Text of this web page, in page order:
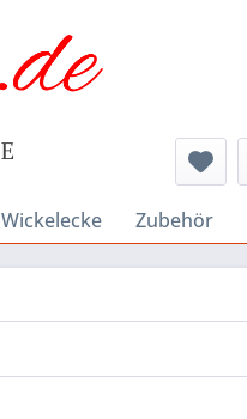
Wickelecke Zubehör